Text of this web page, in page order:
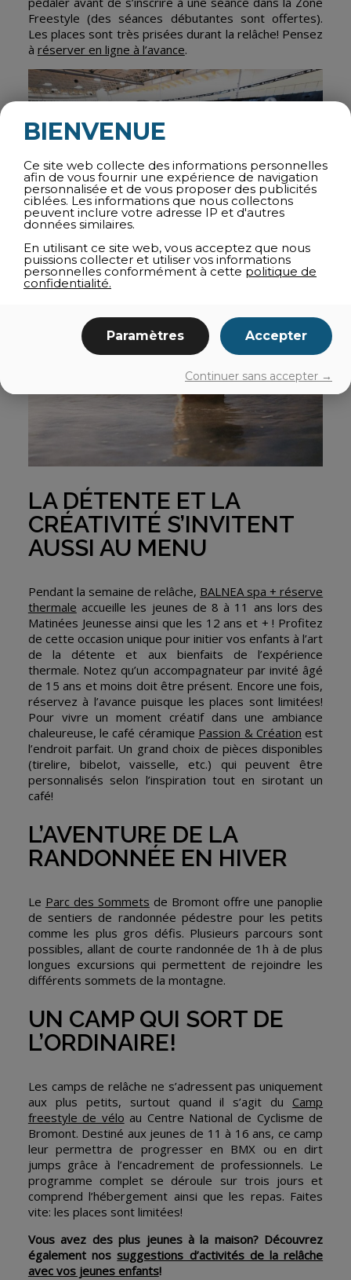
Freestyle (des séances débutantes sont offertes).
Les places sont très prisées durant la relâche! Pensez
à réserver en ligne à l’avance.
LA DÉTENTE ET LA
CRÉATIVITÉ S’INVITENT
AUSSI AU MENU
Pendant la semaine de relâche, BALNEA spa + réserve
thermale accueille les jeunes de 8 à 11 ans lors des
Matinées Jeunesse ainsi que les 12 ans et + ! Profitez
de cette occasion unique pour initier vos enfants à l’art
de la détente et aux bienfaits de l’expérience
thermale. Notez qu’un accompagnateur par invité âgé
de 15 ans et moins doit être présent. Encore une fois,
réservez à l’avance puisque les places sont limitées!
Pour vivre un moment créatif dans une ambiance
chaleureuse, le café céramique Passion & Création est
l’endroit parfait. Un grand choix de pièces disponibles
(tirelire, bibelot, vaisselle, etc.) qui peuvent être
personnalisés selon l’inspiration tout en sirotant un
café!
L’AVENTURE DE LA
RANDONNÉE EN HIVER
Le Parc des Sommets de Bromont offre une panoplie
de sentiers de randonnée pédestre pour les petits
comme les plus gros défis. Plusieurs parcours sont
possibles, allant de courte randonnée de 1h à de plus
longues excursions qui permettent de rejoindre les
différents sommets de la montagne.
UN CAMP QUI SORT DE
L’ORDINAIRE!
Les camps de relâche ne s’adressent pas uniquement
aux plus petits, surtout quand il s’agit du Camp
freestyle de vélo au Centre National de Cyclisme de
Bromont. Destiné aux jeunes de 11 à 16 ans, ce camp
leur permettra de progresser en BMX ou en dirt
jumps grâce à l’encadrement de professionnels. Le
programme complet se déroule sur trois jours et
comprend l’hébergement ainsi que les repas. Faites
vite: les places sont limitées!
Vous avez des plus jeunes à la maison? Découvrez
également nossuggestions d’activités de la relâche
avec vos jeunes enfants!
BIENVENUE
Ce site web collecte des informations personnelles
afin de vous fournir une expérience de navigation
personnalisée et de vous proposer des publicités
ciblées. Les informations que nous collectons
peuvent inclure votre adresse IP et d'autres
données similaires.
En utilisant ce site web, vous acceptez que nous
puissions collecter et utiliser vos informations
personnelles conformément à cette politique de
confidentialité.
Paramètres Accepter
Continuer sans accepter →